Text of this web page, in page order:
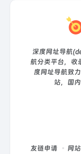
深度网址导航
航分类平台，收
度网址导航致
站，国
友链申请 网